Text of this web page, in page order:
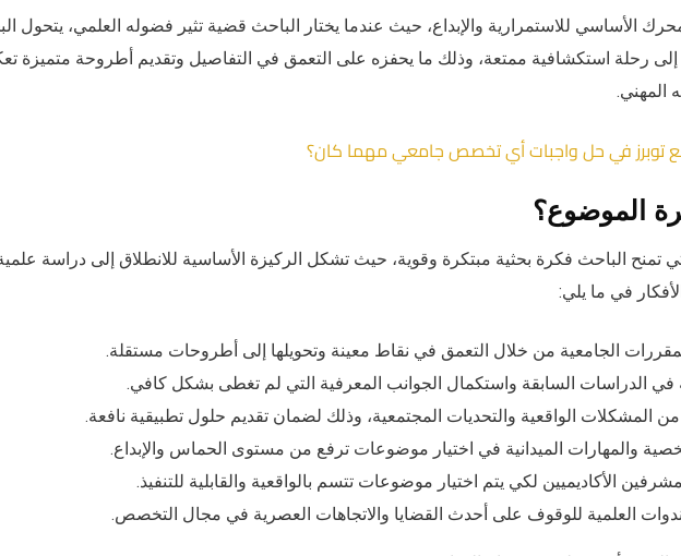
الأساسي للاستمرارية والإبداع، حيث عندما يختار الباحث قضية تثير فضوله العلمي، يتحول
رحلة استكشافية ممتعة، وذلك ما يحفزه على التعمق في التفاصيل وتقديم أطروحة متميزة
المهني.
توبرز في حل واجبات أي تخصص جامعي مهما كان؟
الموضوع؟
تمنح الباحث فكرة بحثية مبتكرة وقوية، حيث تشكل الركيزة الأساسية للانطلاق إلى دراسة
في ما يلي:
الجامعية من خلال التعمق في نقاط معينة وتحويلها إلى أطروحات مستقلة.
في الدراسات السابقة واستكمال الجوانب المعرفية التي لم تغطى بشكل كافي.
المشكلات الواقعية والتحديات المجتمعية، وذلك لضمان تقديم حلول تطبيقية نافعة.
والمهارات الميدانية في اختيار موضوعات ترفع من مستوى الحماس والإبداع.
الأكاديميين لكي يتم اختيار موضوعات تتسم بالواقعية والقابلية للتنفيذ.
العلمية للوقوف على أحدث القضايا والاتجاهات العصرية في مجال التخصص.